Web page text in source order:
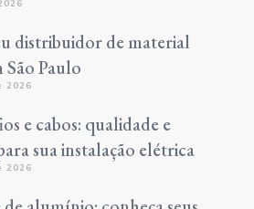
distribuidor de material
Paulo
2026
e cabos: qualidade e
sua instalação elétrica
2026